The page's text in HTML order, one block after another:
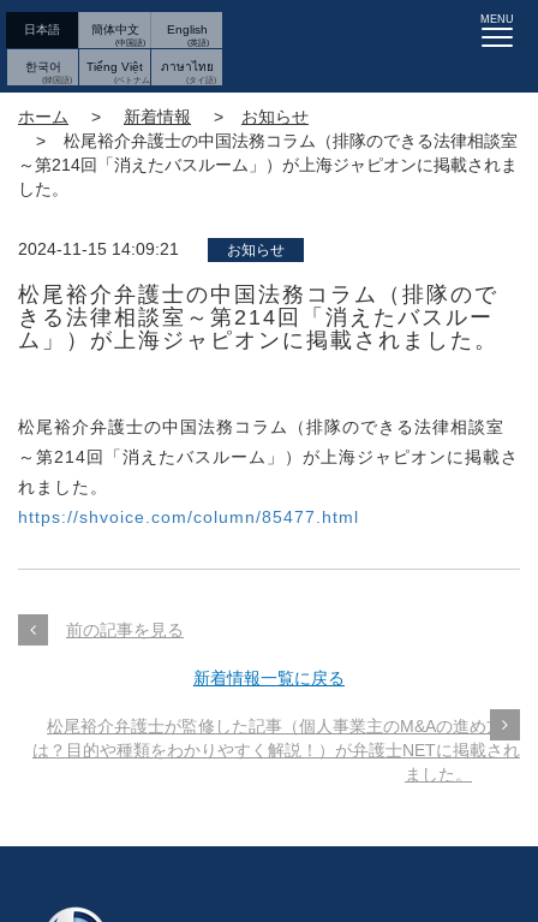
日本語 簡体中文 English
한국어 Tiếng Việt ภาษาไทย
MENU
ホーム 新着情報
お知らせ
松尾裕介弁護士の中国法務コラム（排隊のできる法律相談室
～第214回「消えたバスルーム」）が上海ジャピオンに掲載されま
した。
2024-11-15 14:09:21 お知らせ
松尾裕介弁護士の中国法務コラム（排隊ので
きる法律相談室～第214回「消えたバスルー
ム」）が上海ジャピオンに掲載されました。
松尾裕介弁護士の中国法務コラム（排隊のできる法律相談室
～第214回「消えたバスルーム」）が上海ジャピオンに掲載さ
れました。
https://shvoice.com/column/85477.html
前の記事を見る
新着情報一覧に戻る
松尾裕介弁護士が監修した記事（個人事業主のM&Aの進め方と
は？目的や種類をわかりやすく解説！）が弁護士NETに掲載され
ました。